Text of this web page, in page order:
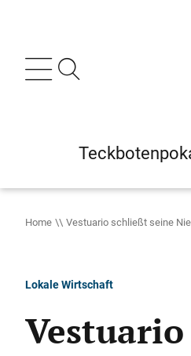
Home Vestuario schließt seine
Lokale Wirtschaft